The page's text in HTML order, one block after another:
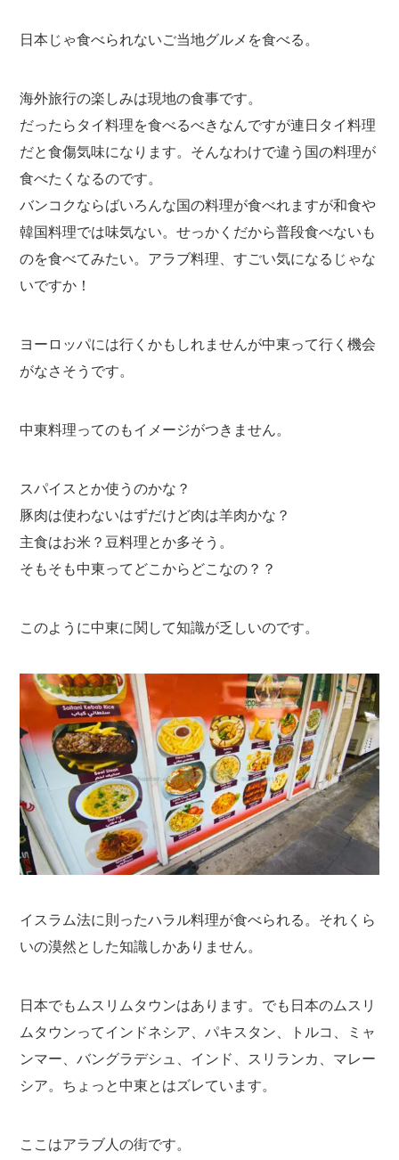
日本じゃ食べられないご当地グルメを食べる。
海外旅行の楽しみは現地の食事です。
だったらタイ料理を食べるべきなんですが連日タイ料理
だと食傷気味になります。そんなわけで違う国の料理が
食べたくなるのです。
バンコクならばいろんな国の料理が食べれますが和食や
韓国料理では味気ない。せっかくだから普段食べないも
のを食べてみたい。アラブ料理、すごい気になるじゃな
いですか！
ヨーロッパには行くかもしれませんが中東って行く機会
がなさそうです。
中東料理ってのもイメージがつきません。
スパイスとか使うのかな？
豚肉は使わないはずだけど肉は羊肉かな？
主食はお米？豆料理とか多そう。
そもそも中東ってどこからどこなの？？
このように中東に関して知識が乏しいのです。
イスラム法に則ったハラル料理が食べられる。それくら
いの漠然とした知識しかありません。
日本でもムスリムタウンはあります。でも日本のムスリ
ムタウンってインドネシア、パキスタン、トルコ、ミャ
ンマー、バングラデシュ、インド、スリランカ、マレー
シア。ちょっと中東とはズレています。
ここはアラブ人の街です。